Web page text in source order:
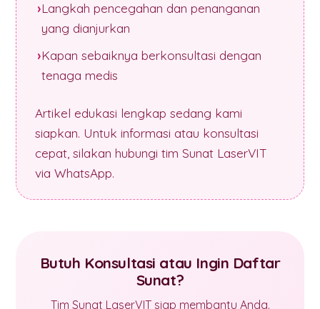
Langkah pencegahan dan penanganan
yang dianjurkan
Kapan sebaiknya berkonsultasi dengan
tenaga medis
Artikel edukasi lengkap sedang kami
siapkan. Untuk informasi atau konsultasi
cepat, silakan hubungi tim Sunat LaserVIT
via WhatsApp.
Butuh Konsultasi atau Ingin Daftar
Sunat?
Tim Sunat LaserVIT siap membantu Anda.